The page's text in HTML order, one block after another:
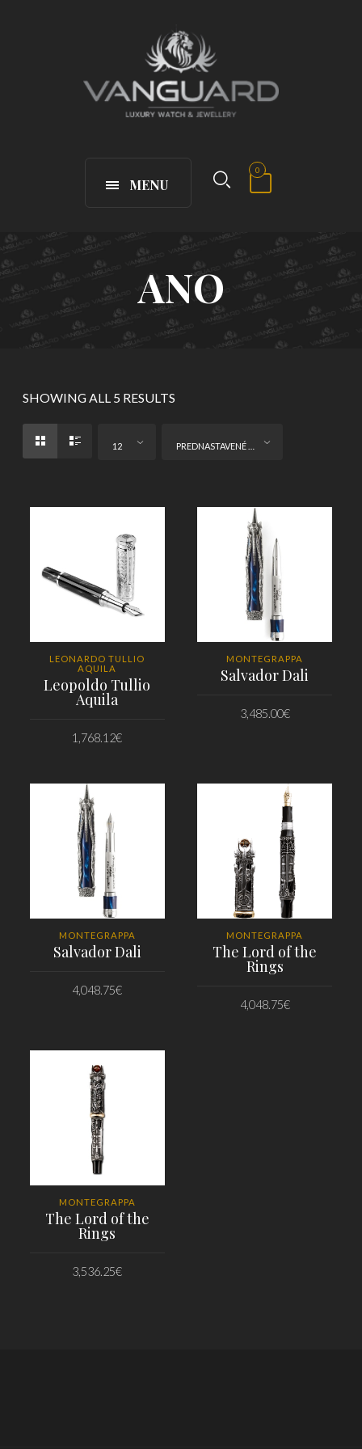
MENU
0
ANO
SHOWING ALL 5 RESULTS
12
LEONARDO TULLIO
AQUILA
Leopoldo Tullio
Aquila
1,768.12€
MONTEGRAPPA
Salvador Dali
3,485.00€
MONTEGRAPPA
Salvador Dali
4,048.75€
MONTEGRAPPA
The Lord of the
Rings
4,048.75€
MONTEGRAPPA
The Lord of the
Rings
3,536.25€